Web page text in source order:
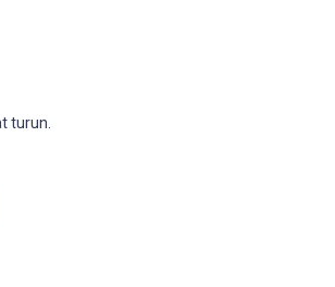
turun.
Keselamatan Siber MPKj